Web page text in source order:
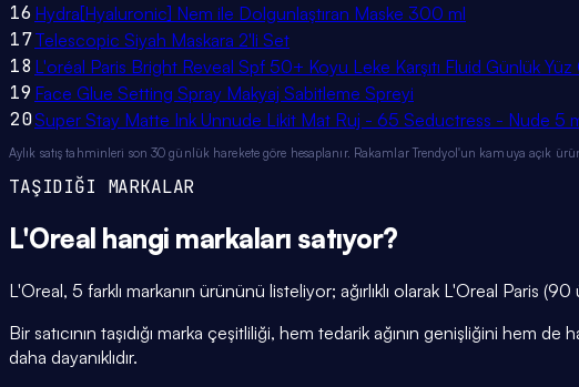
16 Hydra[Hyaluronic] Nem ile Dolgunlaştıran Maske 300 ml
17Telescopic Siyah Maskara 2'li Set
18 L'oréal Paris Bright Reveal Spf 50+ Koyu Leke Karşıtı Fluid Günlük
19 Face Glue Setting Spray Makyaj Sabitleme Spreyi
20Super Stay Matte Ink Unnude Likit Mat Ruj - 65 Seductress - Nude 5
Aylık satış tahminleri son 30 günlük harekete göre hesaplanır. Rakamlar Trendyol'un kamuya açık
TAŞIDIĞI MARKALAR
L'Oreal hangi markaları satıyor?
L'Oreal, 5 farklı markanın ürününü listeliyor; ağırlıklı olarak L'Oreal
Bir satıcının taşıdığı marka çeşitliliği, hem tedarik ağının genişliğini hem
daha dayanıklıdır.